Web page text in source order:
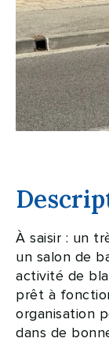
À saisir : un
un salon de
activité de
prêt à
organisation
dans de